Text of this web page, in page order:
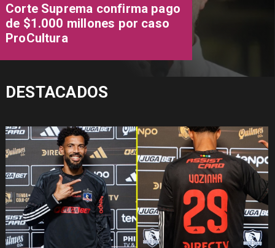
Corte Suprema confirma pago
de $1.000 millones por caso
ProCultura
DESTACADOS